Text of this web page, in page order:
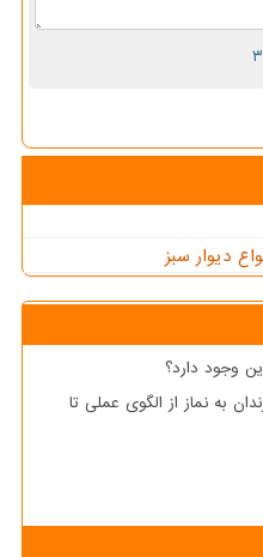
دیوار سبز
وجود دارد؟
به نماز از الگوی عملی تا